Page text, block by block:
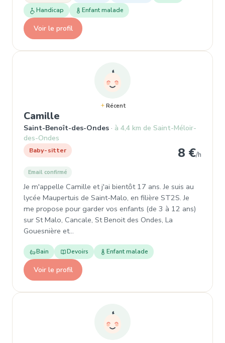
Handicap
Enfant malade
Voir le profil
Récent
Camille
Saint-Benoît-des-Ondes
à 4,4 km de Saint-Méloir-
des-Ondes
Baby-sitter 8 €/h
Email confirmé
Je m'appelle Camille et j'ai bientôt 17 ans. Je suis au
lycée Maupertuis de Saint-Malo, en filière ST2S. Je
me propose pour garder vos enfants (de 3 à 12 ans)
sur St Malo, Cancale, St Benoit des Ondes, La
Gouesnière et…
Bain Devoirs Enfant malade
Voir le profil